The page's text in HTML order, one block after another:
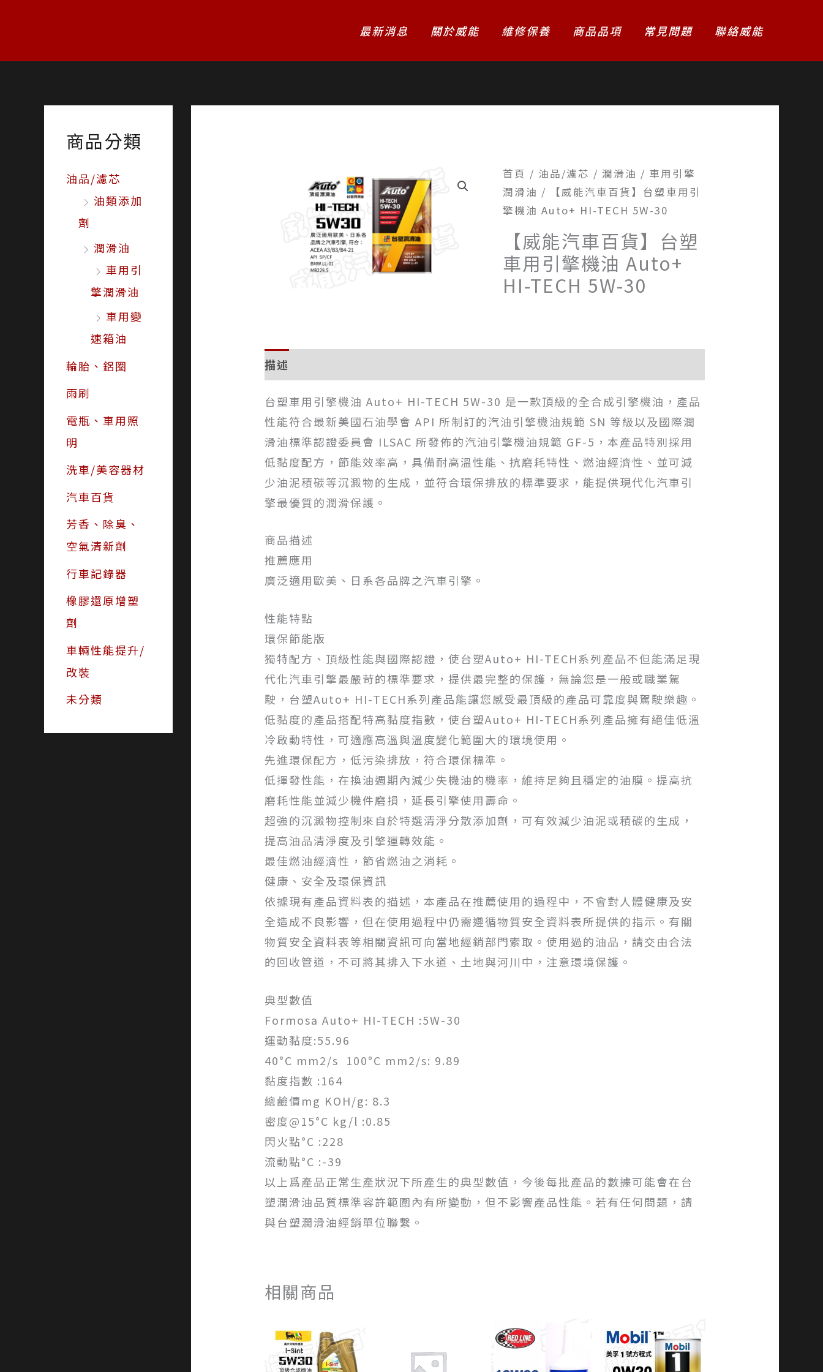
最新消息 關於威能 維修保養 商品品項 常見問題 聯絡威能
商品分類
油品/濾芯
油類添加
劑
潤滑油
車用引
擎潤滑油
車用變
速箱油
輪胎、鋁圈
雨刷
電瓶、車用照
明
洗車/美容器材
汽車百貨
芳香、除臭、
空氣清新劑
行車記錄器
橡膠還原增塑
劑
車輛性能提升/
改裝
未分類
首頁 / 油品/濾芯 / 潤滑油 / 車用引擎
潤滑油 / 【威能汽車百貨】台塑車用引
擎機油 Auto+ HI-TECH 5W-30
【威能汽車百貨】台塑
車用引擎機油 Auto+
HI-TECH 5W-30
描述
台塑車用引擎機油 Auto+ HI-TECH 5W-30 是一款頂級的全合成引擎機油，產品
性能符合最新美國石油學會 API 所制訂的汽油引擎機油規範 SN 等級以及國際潤
滑油標準認證委員會 ILSAC 所發佈的汽油引擎機油規範 GF-5，本產品特別採用
低黏度配方，節能效率高，具備耐高溫性能、抗磨耗特性、燃油經濟性、並可減
少油泥積碳等沉澱物的生成，並符合環保排放的標準要求，能提供現代化汽車引
擎最優質的潤滑保護。
商品描述
推薦應用
廣泛適用歐美、日系各品牌之汽車引擎。
性能特點
環保節能版
獨特配方、頂級性能與國際認證，使台塑Auto+ HI-TECH系列產品不但能滿足現
代化汽車引擎最嚴苛的標準要求，提供最完整的保護，無論您是一般或職業駕
駛，台塑Auto+ HI-TECH系列產品能讓您感受最頂級的產品可靠度與駕駛樂趣。
低黏度的產品搭配特高黏度指數，使台塑Auto+ HI-TECH系列產品擁有絕佳低溫
冷啟動特性，可適應高溫與溫度變化範圍大的環境使用。
先進環保配方，低污染排放，符合環保標準。
低揮發性能，在換油週期內減少失機油的機率，維持足夠且穩定的油膜。提高抗
磨耗性能並減少機件磨損，延長引擎使用壽命。
超強的沉澱物控制來自於特選清淨分散添加劑，可有效減少油泥或積碳的生成，
提高油品清淨度及引擎運轉效能。
最佳燃油經濟性，節省燃油之消耗。
健康、安全及環保資訊
依據現有產品資料表的描述，本產品在推薦使用的過程中，不會對人體健康及安
全造成不良影響，但在使用過程中仍需遵循物質安全資料表所提供的指示。有關
物質安全資料表等相關資訊可向當地經銷部門索取。使用過的油品，請交由合法
的回收管道，不可將其排入下水道、土地與河川中，注意環境保護。
典型數值
Formosa Auto+ HI-TECH :5W-30
運動黏度:55.96
40°C mm2/s 100°C mm2/s: 9.89
黏度指數 :164
總鹼價mg KOH/g: 8.3
密度@15°C kg/l :0.85
閃火點°C :228
流動點°C :-39
以上爲產品正常生產狀況下所產生的典型數值，今後每批產品的數據可能會在台
塑潤滑油品質標準容許範圍內有所變動，但不影響產品性能。若有任何問題，請
與台塑潤滑油經銷單位聯繫。
相關商品